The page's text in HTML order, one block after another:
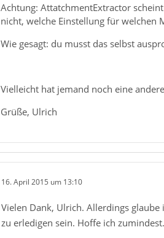
Achtung: AttatchmentExtractor
nicht, welche Einstellung für welchen
Wie gesagt: du musst das selbst
Vielleicht hat jemand noch eine
Grüße, Ulrich
16. April 2015 um 13:10
Vielen Dank, Ulrich. Allerdings
zu erledigen sein. Hoffe ich